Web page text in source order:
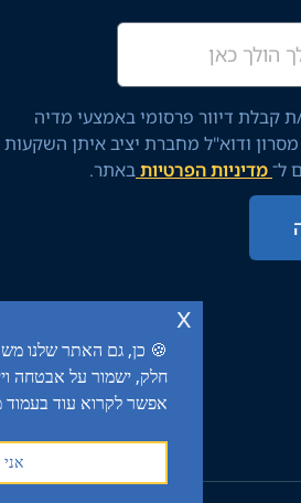
🍪 כן, גם האתר שלנו
חלק, ישמור על אבטחה
אפשר לקרוא עוד בעמוד
x
קבלת דיוור פרסומי באמצעי מדיה
מסרון ודוא"ל מחברת יציב איתן השקעות
ל־מדיניות הפרטיותבאתר.